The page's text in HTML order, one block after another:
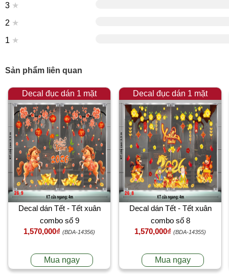
3 ★
2 ★
1 ★
Sản phẩm liên quan
Decal đục dán 1 mặt
Decal dán Tết - Tết xuân
combo số 9
1,570,000₫ (BDA-14356)
Mua ngay
Decal đục dán 1 mặt
Decal dán Tết - Tết xuân
combo số 8
1,570,000₫ (BDA-14355)
Mua ngay